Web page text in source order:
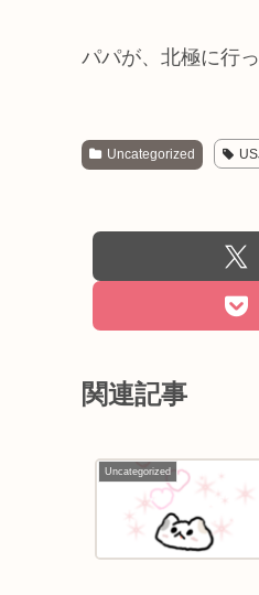
パパが、北極に行
Uncategorized
関連記事
Uncategorized